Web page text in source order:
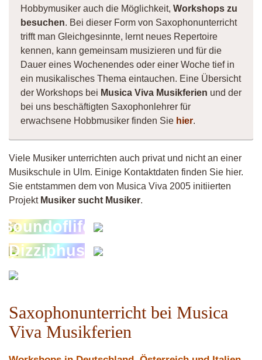
Hobbymusiker auch die Möglichkeit, Workshops zu
besuchen. Bei dieser Form von Saxophonunterricht
trifft man Gleichgesinnte, lernt neues Repertoire
kennen, kann gemeinsam musizieren und für die
Dauer eines Wochenendes oder einer Woche tief in
ein musikalisches Thema eintauchen. Eine Übersicht
der Workshops bei Musica Viva Musikferien und der
bei uns beschäftigten Saxophonlehrer für
erwachsene Hobbmusiker finden Sie hier.
Viele Musiker unterrichten auch privat und nicht an einer
Musikschule in Ulm. Einige Kontaktdaten finden Sie hier.
Sie entstammen dem von Musica Viva 2005 initiierten
Projekt Musiker sucht Musiker.
Soundoflife
Dizziphus
Vittorio
Vermiculus
Saxophonunterricht bei Musica
Viva Musikferien